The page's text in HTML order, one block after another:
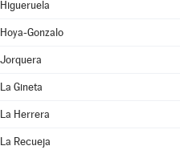
Higueruela
Hoya-Gonzalo
Jorquera
La Gineta
La Herrera
La Recueja